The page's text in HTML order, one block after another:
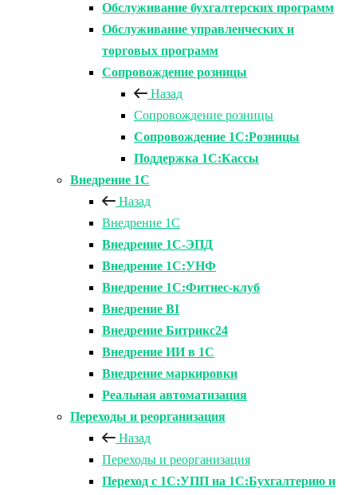
Обслуживание бухгалтерских программ
Обслуживание управленческих и
торговых программ
Сопровождение розницы
Назад
Сопровождение розницы
Сопровождение 1С:Розницы
Поддержка 1С:Кассы
Внедрение 1С
Назад
Внедрение 1С
Внедрение 1С-ЭПД
Внедрение 1С:УНФ
Внедрение 1С:Фитнес-клуб
Внедрение BI
Внедрение Битрикс24
Внедрение ИИ в 1С
Внедрение маркировки
Реальная автоматизация
Переходы и реорганизация
Назад
Переходы и реорганизация
Переход с 1С:УПП на 1С:Бухгалтерию и